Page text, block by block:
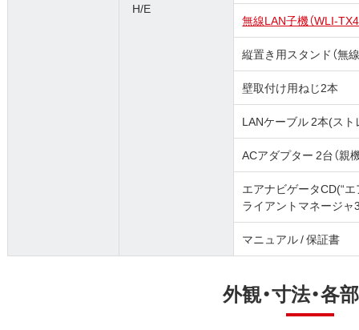
H/E
無線LAN子機（WLI-
縦置き用スタンド（無
壁取付け用ねじ2本
LANケーブル 2本(スト
ACアダプター 2台（親
エアナビゲータCD(“エ
ライアントマネージャ
マニュアル / 保証書
外観・寸法・各